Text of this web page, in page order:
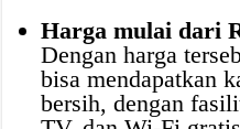
Harga mulai dari
Dengan harga
bisa mendapatkan
bersih, dengan